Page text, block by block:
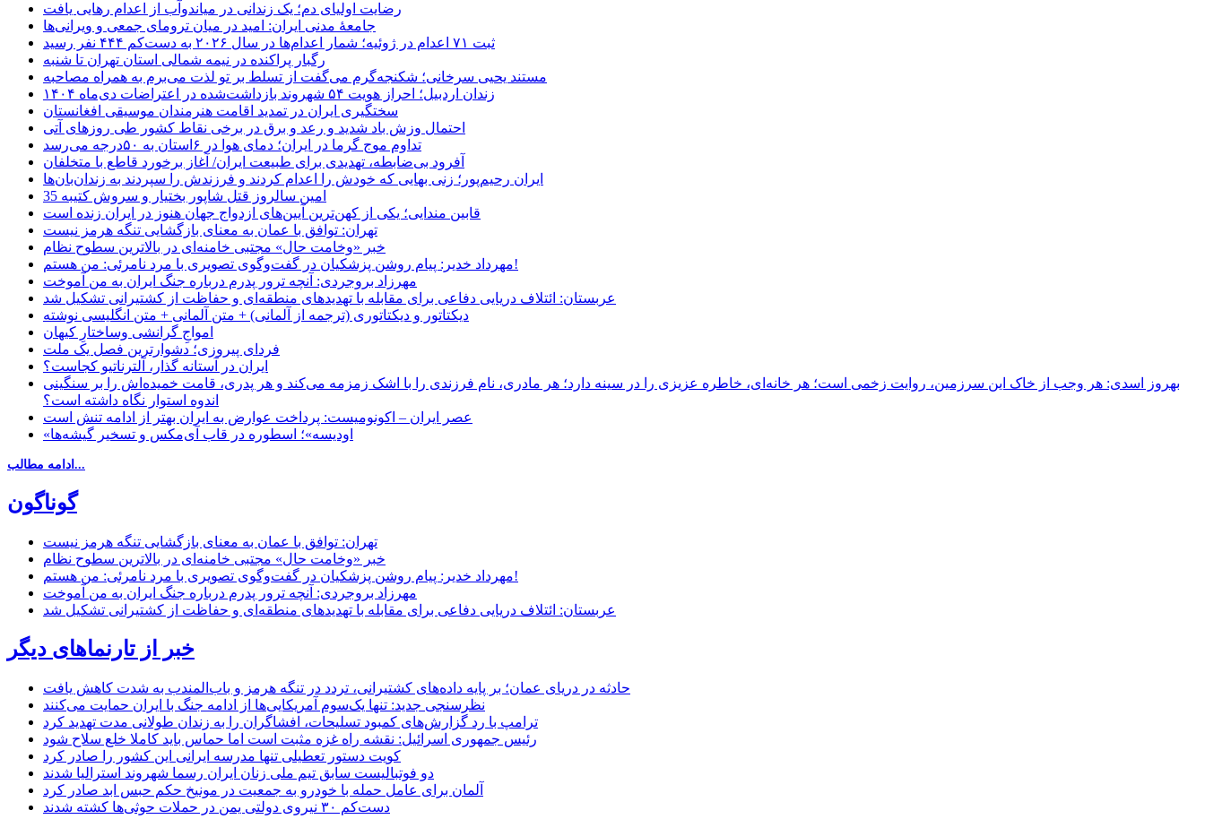
رضایت اولیای دم؛ یک زندانی در میاندوآب از اعدام رهایی یافت
جامعهٔ مدنی ایران: امید در میان ترومای جمعی و ویرانی‌ها
ثبت ۷۱ اعدام در ژوئیه؛ شمار اعدام‌ها در سال ۲۰۲۶ به دست‌کم ۴۴۴ نفر رسید
رگبار پراکنده در نیمه شمالی استان تهران تا شنبه
مستند یحیی سرخانی؛ شکنجه‌گرم می‌گفت از تسلط بر تو لذت می‌برم به همراه مصاحبه
زندان اردبیل؛ احراز هویت ۵۴ شهروند بازداشت‌شده در اعتراضات دی‌ماه ۱۴۰۴
سختگیری ایران در تمدید اقامت هنرمندان موسیقی افغانستان
احتمال وزش باد شدید و رعد و برق در برخی نقاط کشور طی روزهای آتی
تداوم موج گرما در ایران؛ دمای هوا در ۶استان به ۵۰درجه می‌رسد
آفرود بی‌ضابطه، تهدیدی برای طبیعت ایران/ آغاز برخورد قاطع با متخلفان
ایران رحیم‌پور؛ زنی بهایی که خودش را اعدام کردند و فرزندش را سپردند به زندان‌بان‌ها
35 امین سالروز قتل شاپور بختیار و سروش کتیبه
قابین مندایی؛ یکی از کهن‌ترین آیین‌های ازدواج جهان هنوز در ایران زنده است
تهران: توافق با عمان به معنای بازگشایی تنگه هرمز نیست
خبر «وخامت حال» مجتبی خامنه‌ای در بالاترین سطوح نظام
مهرداد خدیر: پیام روشن پزشکیان در گفت‌و‌گوی تصویری با مرد نامرئی: من هستم!
مهرزاد بروجردی: آنچه ترور پدرم درباره جنگ ایران به من آموخت
عربستان: ائتلاف دریایی دفاعی برای مقابله با تهدیدهای منطقه‌ای و حفاظت از کشتیرانی تشکیل شد
دیکتاتور و دیکتاتوری (ترجمه از آلمانی) + متن آلمانی + متن انگلیسی نوشته
‌امواجِ گرانشی وساختارِ کیهان
فردای پیروزی؛ دشوارترین فصل یک ملت
ایران در آستانه گذار، آلترناتیو کجاست؟
بهروز اسدی: هر وجب از خاک‌ این سرزمین، روایت زخمی است؛ هر خانه‌ای، خاطره عزیزی را در سینه دارد؛ هر مادری، نام فرزندی را با اشک زمزمه می‌کند و هر پدری، قامت خمیده‌اش را بر سنگینی
اندوه استوار نگاه داشته است؟
عصر ایران – اکونومیست: پرداخت عوارض به ایران بهتر از ادامه تنش است
«اودیسه»؛ اسطوره در قاب آی‌مکس و تسخیر گیشه‌ها
ادامه مطالب...
گوناگون
تهران: توافق با عمان به معنای بازگشایی تنگه هرمز نیست
خبر «وخامت حال» مجتبی خامنه‌ای در بالاترین سطوح نظام
مهرداد خدیر: پیام روشن پزشکیان در گفت‌و‌گوی تصویری با مرد نامرئی: من هستم!
مهرزاد بروجردی: آنچه ترور پدرم درباره جنگ ایران به من آموخت
عربستان: ائتلاف دریایی دفاعی برای مقابله با تهدیدهای منطقه‌ای و حفاظت از کشتیرانی تشکیل شد
خبر از تارنماهای دیگر
حادثه در دریای عمان؛ بر پایه داده‌های کشتیرانی، تردد در تنگه هرمز و باب‌المندب به شدت کاهش یافت
نظرسنجی جدید: تنها یک‌سوم آمریکایی‌ها از ادامه جنگ با ایران حمایت می‌کنند
ترامپ با رد گزارش‌های کمبود تسلیحات، افشاگران را به زندان طولانی مدت تهدید کرد
رئیس‌ جمهوری اسرائیل: نقشه راه غزه مثبت است اما حماس باید کاملا خلع سلاح شود
کویت دستور تعطیلی تنها مدرسه ایرانی این کشور را صادر کرد
دو فوتبالیست سابق تیم ملی زنان ایران رسما شهروند استرالیا شدند
آلمان برای عامل حمله با خودرو به جمعیت در مونیخ حکم حبس ابد صادر کرد
دست‌کم ۳۰ نیروی دولتی یمن در حملات حوثی‌ها کشته شدند